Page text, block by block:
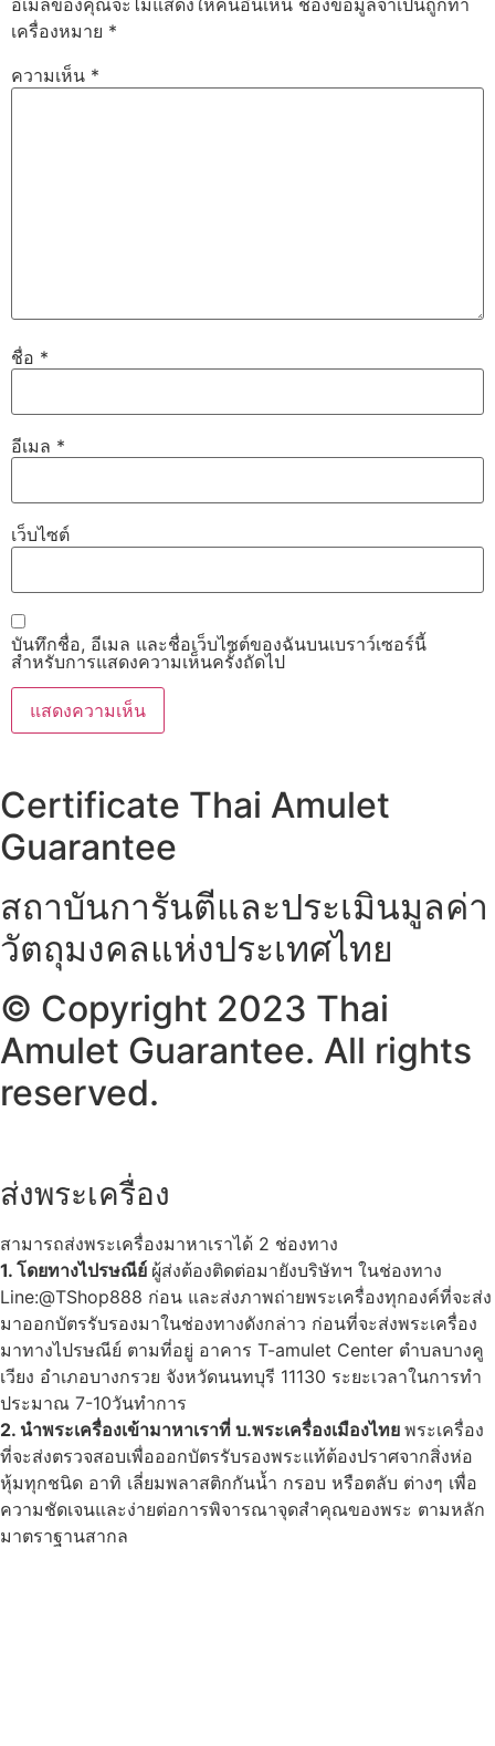
อีเมลของคุณจะไม่แสดงให้คนอื่นเห็น ช่องข้อมูลจำเป็นถูกทำ
เครื่องหมาย *
ความเห็น *
ชื่อ *
อีเมล *
เว็บไซต์
บันทึกชื่อ, อีเมล และชื่อเว็บไซต์ของฉันบนเบราว์เซอร์นี้
สำหรับการแสดงความเห็นครั้งถัดไป
Certificate Thai Amulet
Guarantee
สถาบันการันตีและประเมินมูลค่า
วัตถุมงคลแห่งประเทศไทย
© Copyright 2023 Thai
Amulet Guarantee. All rights
reserved.
ส่งพระเครื่อง
สามารถส่งพระเครื่องมาหาเราได้ 2 ช่องทาง
1. โดยทางไปรษณีย์ ผู้ส่งต้องติดต่อมายังบริษัทฯ ในช่องทาง
Line:@TShop888 ก่อน และส่งภาพถ่ายพระเครื่องทุกองค์ที่จะส่ง
มาออกบัตรรับรองมาในช่องทางดังกล่าว ก่อนที่จะส่งพระเครื่อง
มาทางไปรษณีย์ ตามที่อยู่ อาคาร T-amulet Center ตำบลบางคู
เวียง อำเภอบางกรวย จังหวัดนนทบุรี 11130 ระยะเวลาในการทำ
ประมาณ 7-10วันทำการ
2. นำพระเครื่องเข้ามาหาเราที่ บ.พระเครื่องเมืองไทย พระเครื่อง
ที่จะส่งตรวจสอบเพื่อออกบัตรรับรองพระแท้ต้องปราศจากสิ่งห่อ
หุ้มทุกชนิด อาทิ เลี่ยมพลาสติกกันน้ำ กรอบ หรือตลับ ต่างๆ เพื่อ
ความชัดเจนและง่ายต่อการพิจารณาจุดสำคุณของพระ ตามหลัก
มาตราฐานสากล